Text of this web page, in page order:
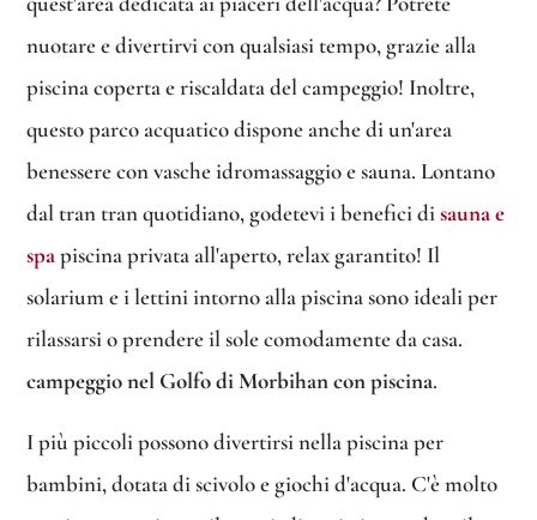
nuotare e divertirvi con qualsiasi tempo, grazie alla
piscina coperta e riscaldata del campeggio! Inoltre,
questo parco acquatico dispone anche di un'area
benessere con vasche idromassaggio e sauna. Lontano
dal tran tran quotidiano, godetevi i benefici disauna e
spapiscina privata all'aperto, relax garantito! Il
solarium e i lettini intorno alla piscina sono ideali per
rilassarsi o prendere il sole comodamente da casa.
campeggio nel Golfo di Morbihan con piscina.
I più piccoli possono divertirsi nella piscina per
bambini, dotata di scivolo e giochi d'acqua. C'è molto